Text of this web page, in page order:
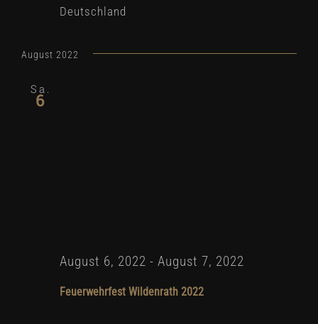
Deutschland
August 2022
Sa.
6
Feuerwehrfest Wildenrath 2022
August 6, 2022 - August 7, 2022